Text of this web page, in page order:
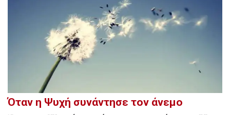
Όταν η Ψυχή συνάντησε τον άνεμο